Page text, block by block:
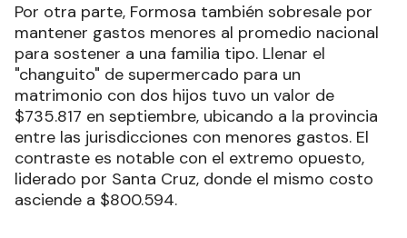
Por otra parte, Formosa también sobresale por
mantener gastos menores al promedio nacional
para sostener a una familia tipo. Llenar el
"changuito" de supermercado para un
matrimonio con dos hijos tuvo un valor de
$735.817 en septiembre, ubicando a la provincia
entre las jurisdicciones con menores gastos. El
contraste es notable con el extremo opuesto,
liderado por Santa Cruz, donde el mismo costo
asciende a $800.594.